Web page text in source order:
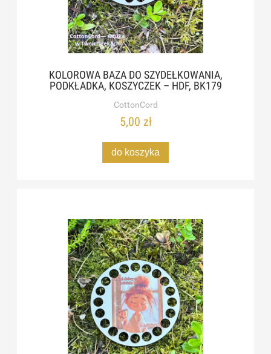
KOLOROWA BAZA DO SZYDEŁKOWANIA,
PODKŁADKA, KOSZYCZEK – HDF, BK179
CottonCord
5,00 zł
do koszyka